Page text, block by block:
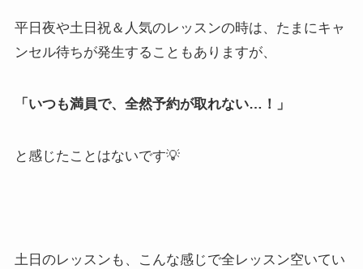
平日夜や土日祝＆人気のレッスンの時は、たまにキャ
ンセル待ちが発生することもありますが、
「いつも満員で、全然予約が取れない…！」
と感じたことはないです💡
土日のレッスンも、こんな感じで全レッスン空いてい